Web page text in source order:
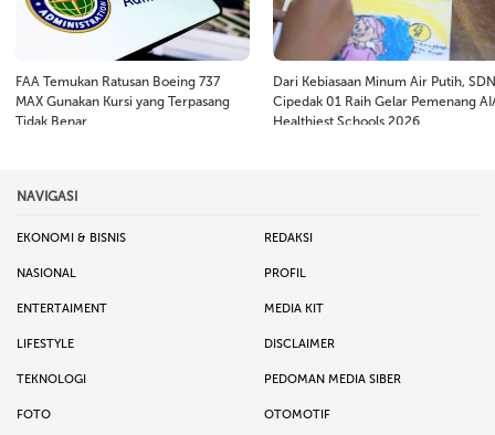
FAA Temukan Ratusan Boeing 737
MAX Gunakan Kursi yang Terpasang
Tidak Benar
Dari Kebiasaan Minum Air Putih, SDN
Cipedak 01 Raih Gelar Pemenang
Healthiest Schools 2026
NAVIGASI
EKONOMI & BISNIS REDAKSI
NASIONAL PROFIL
ENTERTAIMENT MEDIA KIT
LIFESTYLE DISCLAIMER
TEKNOLOGI PEDOMAN MEDIA SIBER
FOTO OTOMOTIF